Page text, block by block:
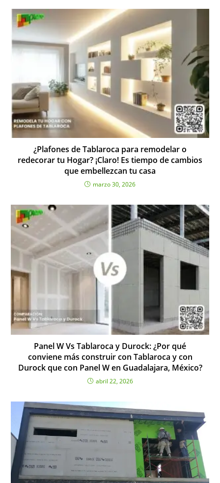
¿Plafones de Tablaroca para remodelar o
redecorar tu Hogar? ¡Claro! Es tiempo de cambios
que embellezcan tu casa
marzo 30, 2026
Panel W Vs Tablaroca y Durock: ¿Por qué
conviene más construir con Tablaroca y con
Durock que con Panel W en Guadalajara, México?
abril 22, 2026